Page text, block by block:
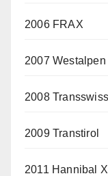
2006 FRAX
2007 Westalpen
2008 Transswiss
2009 Transtirol
2011 Hannibal X